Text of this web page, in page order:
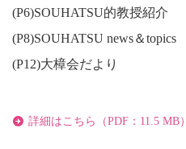
(P6)SOUHATSU的教授紹介
(P8)SOUHATSU news＆topics
(P12)大樟会だより
詳細はこちら（PDF：11.5 MB）